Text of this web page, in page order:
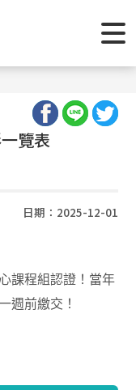
覽表
日期：2025-12-01
課程組認證！當年
週前繳交！